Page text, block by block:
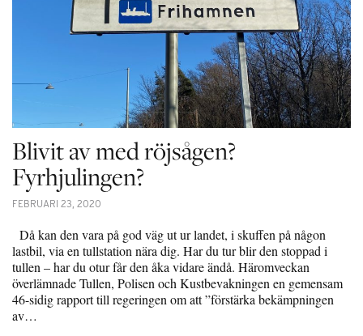
Blivit av med röjsågen?
Fyrhjulingen?
FEBRUARI 23, 2020
Då kan den vara på god väg ut ur landet, i skuffen på någon
lastbil, via en tullstation nära dig. Har du tur blir den stoppad i
tullen – har du otur får den åka vidare ändå. Häromveckan
överlämnade Tullen, Polisen och Kustbevakningen en gemensam
46-sidig rapport till regeringen om att ”förstärka bekämpningen
av…